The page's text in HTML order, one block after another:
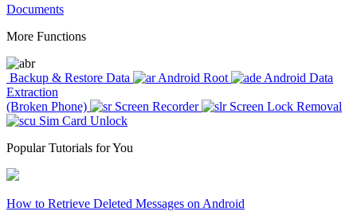
Documents
More Functions
Backup & Restore Data Android Root
Android Data
Extraction
(Broken Phone)
Screen Recorder
Screen Lock Removal
Sim Card Unlock
Popular Tutorials for You
How to Retrieve Deleted Messages on Android